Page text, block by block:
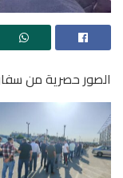
الصور حصرية من